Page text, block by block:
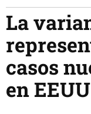
La
casos
en EEUU